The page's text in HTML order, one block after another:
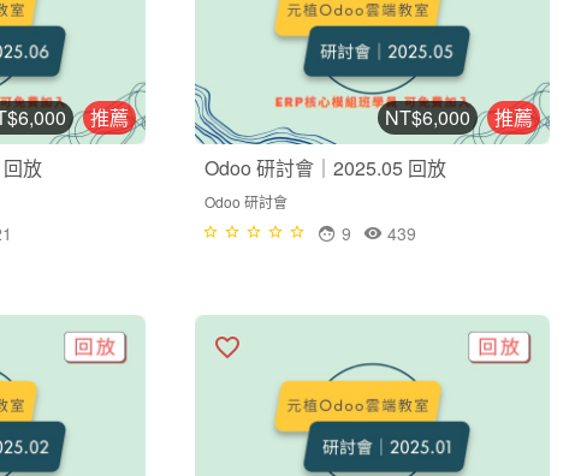
推薦
放
推薦
NT$6,000
Odoo 研討會｜2025.05 回放
Odoo 研討會
439
9